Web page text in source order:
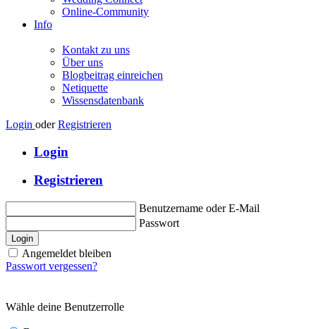
Online-Community
Info
Kontakt zu uns
Über uns
Blogbeitrag einreichen
Netiquette
Wissensdatenbank
Login oder Registrieren
Login
Registrieren
Benutzername oder E-Mail
Passwort
Login
Angemeldet bleiben
Passwort vergessen?
Wähle deine Benutzerrolle